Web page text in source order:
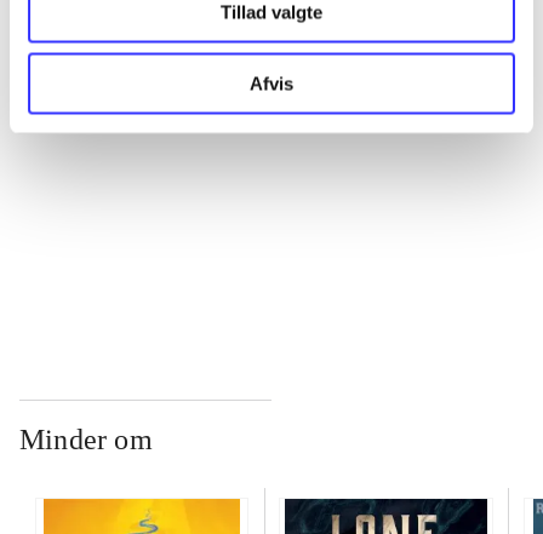
Tillad valgte
Afvis
Minder om